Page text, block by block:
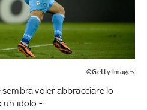
©Getty Images
voler abbracciare lo
un idolo -